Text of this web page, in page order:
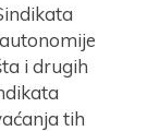
i drugih
tih